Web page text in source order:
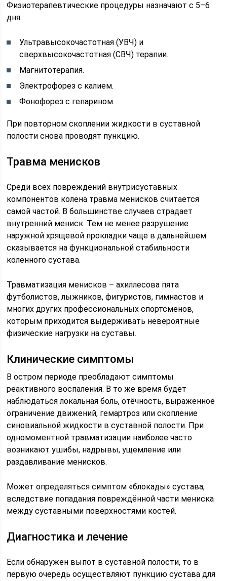
Физиотерапевтические процедуры назначают с 5–6
дня:
Ультравысокочастотная (УВЧ) и
сверхвысокочастотная (СВЧ) терапии.
Магнитотерапия.
Электрофорез с калием.
Фонофорез с гепарином.
При повторном скоплении жидкости в суставной
полости снова проводят пункцию.
Травма менисков
Среди всех повреждений внутрисуставных
компонентов колена травма менисков считается
самой частой. В большинстве случаев страдает
внутренний мениск. Тем не менее разрушение
наружной хрящевой прокладки чаще в дальнейшем
сказывается на функциональной стабильности
коленного сустава.
Травматизация менисков – ахиллесова пята
футболистов, лыжников, фигуристов, гимнастов и
многих других профессиональных спортсменов,
которым приходится выдерживать невероятные
физические нагрузки на суставы.
Клинические симптомы
В остром периоде преобладают симптомы
реактивного воспаления. В то же время будет
наблюдаться локальная боль, отёчность, выраженное
ограничение движений, гемартроз или скопление
синовиальной жидкости в суставной полости. При
одномоментной травматизации наиболее часто
возникают ушибы, надрывы, ущемление или
раздавливание менисков.
Может определяться симптом «блокады» сустава,
вследствие попадания повреждённой части мениска
между суставными поверхностями костей.
Диагностика и лечение
Если обнаружен выпот в суставной полости, то в
первую очередь осуществляют пункцию сустава для